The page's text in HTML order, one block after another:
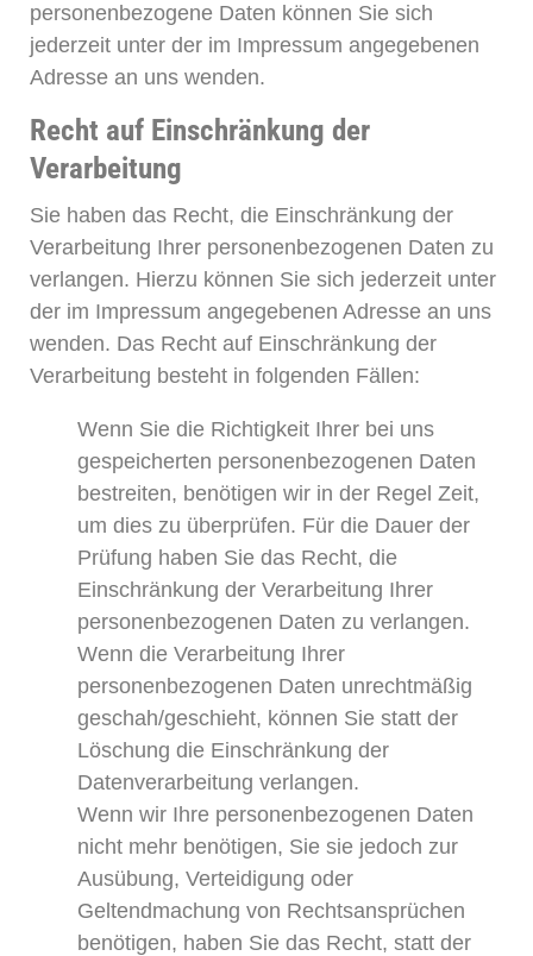
personenbezogene Daten können Sie sich
jederzeit unter der im Impressum angegebenen
Adresse an uns wenden.
Recht auf Einschränkung der
Verarbeitung
Sie haben das Recht, die Einschränkung der
Verarbeitung Ihrer personenbezogenen Daten zu
verlangen. Hierzu können Sie sich jederzeit unter
der im Impressum angegebenen Adresse an uns
wenden. Das Recht auf Einschränkung der
Verarbeitung besteht in folgenden Fällen:
Wenn Sie die Richtigkeit Ihrer bei uns
gespeicherten personenbezogenen Daten
bestreiten, benötigen wir in der Regel Zeit,
um dies zu überprüfen. Für die Dauer der
Prüfung haben Sie das Recht, die
Einschränkung der Verarbeitung Ihrer
personenbezogenen Daten zu verlangen.
Wenn die Verarbeitung Ihrer
personenbezogenen Daten unrechtmäßig
geschah/geschieht, können Sie statt der
Löschung die Einschränkung der
Datenverarbeitung verlangen.
Wenn wir Ihre personenbezogenen Daten
nicht mehr benötigen, Sie sie jedoch zur
Ausübung, Verteidigung oder
Geltendmachung von Rechtsansprüchen
benötigen, haben Sie das Recht, statt der